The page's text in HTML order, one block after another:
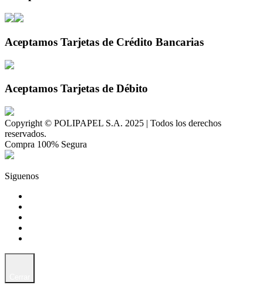
Aceptamos Tarjetas de Crédito Bancarias
Aceptamos Tarjetas de Débito
Copyright © POLIPAPEL S.A. 2025 | Todos los derechos
reservados.
Compra 100% Segura
Siguenos